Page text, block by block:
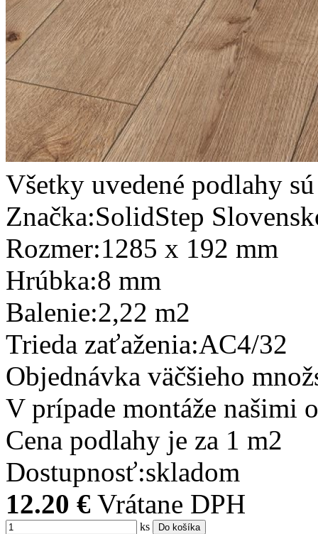
Všetky uvedené podlahy
Značka:SolidStep
Rozmer:1285 x 192 mm
Hrúbka:8 mm
Balenie:2,22 m2
Trieda zaťaženia:AC4/32
Objednávka väčšieho
V prípade montáže našimi
Cena podlahy je za 1 m2
Dostupnosť:skladom
12.20 € Vrátane DPH
ks Do košíka